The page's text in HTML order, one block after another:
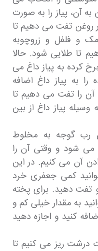
آن، پیاز را به صورت
روغن تفت می دهیم تا
و فلفل و زروچوبه
تا طلایی شود. حالا
کرده به پیاز داغ می
به پیاز داغ اضافه
حدود 5 دقیقه آن را تفت می دهیم تا
پیاز داغ از بین
رب گوجه به مخلوط
شود و وقتی آن را
آن می کنیم. در این
کمی جعفری خرد
تفت دهید. برای پخته
به مقدار خیلی کم و
کنید و اجازه دهید
درشت ریز می کنیم تا